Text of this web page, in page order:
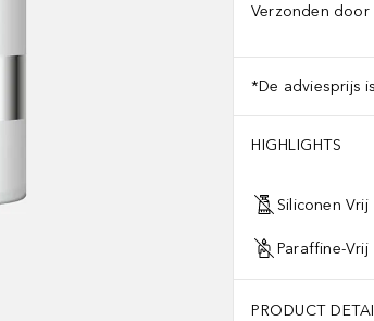
Verzonden door
*De adviesprijs
HIGHLIGHTS
Siliconen Vrij
Paraffine-Vrij
PRODUCT